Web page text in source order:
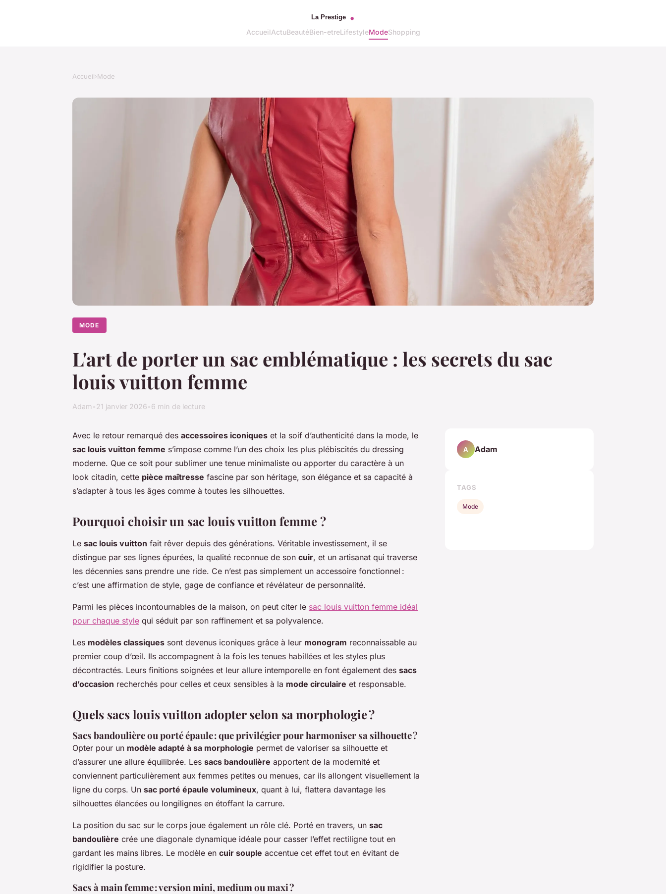
AccueilActuBeautéBien-etreLifestyleModeShopping
Accueil›Mode
MODE
L'art de porter un sac emblématique : les secrets du sac
louis vuitton femme
Adam 21 janvier 2026 6 min de lecture
Avec le retour remarqué des accessoires iconiques et la soif d’authenticité dans la mode, le
sac louis vuitton femme s’impose comme l’un des choix les plus plébiscités du dressing
moderne. Que ce soit pour sublimer une tenue minimaliste ou apporter du caractère à un
look citadin, cette pièce maîtresse fascine par son héritage, son élégance et sa capacité à
s’adapter à tous les âges comme à toutes les silhouettes.
Pourquoi choisir un sac louis vuitton femme ?
Le sac louis vuitton fait rêver depuis des générations. Véritable investissement, il se
distingue par ses lignes épurées, la qualité reconnue de son cuir, et un artisanat qui traverse
les décennies sans prendre une ride. Ce n’est pas simplement un accessoire fonctionnel :
c’est une affirmation de style, gage de confiance et révélateur de personnalité.
Parmi les pièces incontournables de la maison, on peut citer le sac louis vuitton femme idéal
pour chaque style qui séduit par son raffinement et sa polyvalence.
Les modèles classiques sont devenus iconiques grâce à leur monogram reconnaissable au
premier coup d’œil. Ils accompagnent à la fois les tenues habillées et les styles plus
décontractés. Leurs finitions soignées et leur allure intemporelle en font également des sacs
d’occasion recherchés pour celles et ceux sensibles à la mode circulaire et responsable.
Quels sacs louis vuitton adopter selon sa morphologie ?
Sacs bandoulière ou porté épaule : que privilégier pour harmoniser sa silhouette ?
Opter pour un modèle adapté à sa morphologie permet de valoriser sa silhouette et
d’assurer une allure équilibrée. Les sacs bandoulière apportent de la modernité et
conviennent particulièrement aux femmes petites ou menues, car ils allongent visuellement la
ligne du corps. Un sac porté épaule volumineux, quant à lui, flattera davantage les
silhouettes élancées ou longilignes en étoffant la carrure.
La position du sac sur le corps joue également un rôle clé. Porté en travers, un sac
bandoulière crée une diagonale dynamique idéale pour casser l’effet rectiligne tout en
gardant les mains libres. Le modèle en cuir souple accentue cet effet tout en évitant de
rigidifier la posture.
Sacs à main femme : version mini, medium ou maxi ?
A Adam
TAGS
Mode